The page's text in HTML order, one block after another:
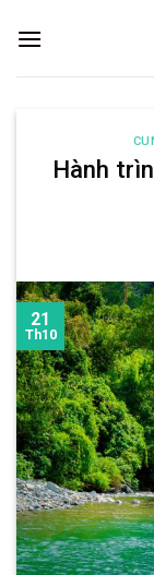
đến
Hành
21
Th10